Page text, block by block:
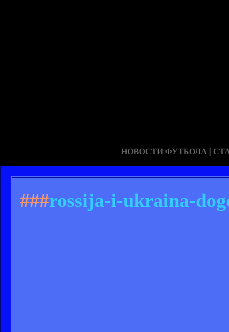
НОВОСТИ ФУТБОЛА |
###rossija-i-ukraina-